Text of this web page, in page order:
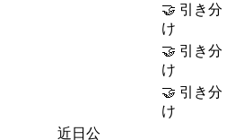
🤝 引き分
け
🤝 引き分
け
🤝 引き分
け
近日公